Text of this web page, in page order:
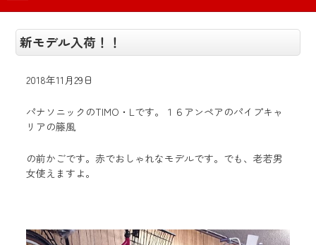
新モデル入荷！！
2018年11月29日
パナソニックのTIMO・Lです。１６アンペアのパイプキャ
リアの籐風
の前かごです。赤でおしゃれなモデルです。でも、老若男
女使えますよ。